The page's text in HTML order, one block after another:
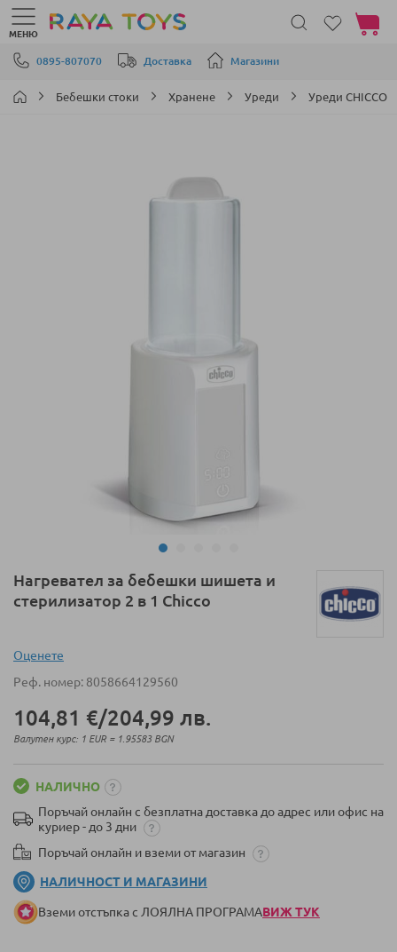
Прескачане към съдържанието
0895-807070 Доставка Магазини
МЕНЮ
Моята
Бебешки стоки Хранене Уреди Уреди CHICCO
Преминете
към
началото
галерия
снимки
Нагревател за бебешки шишета и
стерилизатор 2 в 1 Chicco
Оценeте
Реф. номер 8058664129560
104,81 €/204,99 лв.
Валутен курс: 1 EUR = 1.95583 BGN
НАЛИЧНО
Поръчай онлайн с безплатна доставка до адрес или офис на
куриер - до 3 дни
Поръчай онлайн и вземи от магазин
НАЛИЧНОСТ И МАГАЗИНИ
Вземи отстъпка с ЛОЯЛНА ПРОГРАМАВИЖ ТУК